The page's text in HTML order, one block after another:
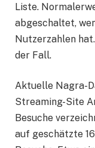
Liste.
abgeschaltet,
Nutzerzahlen
der Fall.
Aktuelle Nagra-
Streaming-Site
Besuche
auf geschätzte